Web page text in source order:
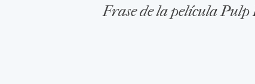
Frase de la película Pulp